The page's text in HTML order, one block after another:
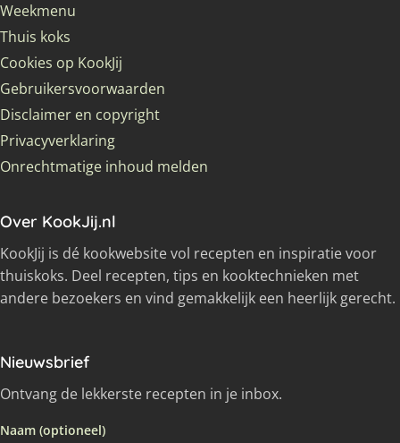
Weekmenu
Thuis koks
Cookies op KookJij
Gebruikersvoorwaarden
Disclaimer en copyright
Privacyverklaring
Onrechtmatige inhoud melden
Over KookJij.nl
KookJij is dé kookwebsite vol recepten en inspiratie voor
thuiskoks. Deel recepten, tips en kooktechnieken met
andere bezoekers en vind gemakkelijk een heerlijk gerecht.
Nieuwsbrief
Ontvang de lekkerste recepten in je inbox.
Naam (optioneel)